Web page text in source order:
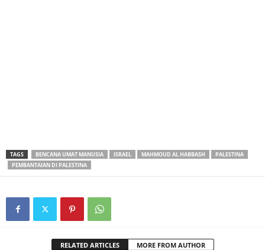
TAGS BENCANA UMAT MANUSIA ISRAEL MAHMOUD AL HABBASH
PALESTINA
PEMBANTAIAN DI PALESTINA
RELATED ARTICLES MORE FROM AUTHOR